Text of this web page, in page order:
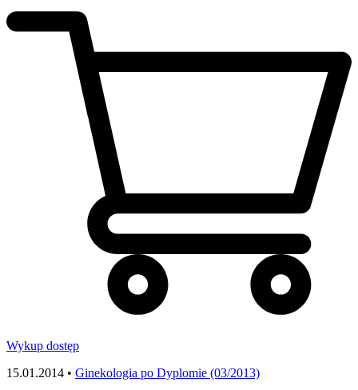
Wykup dostęp
15.01.2014 • Ginekologia po Dyplomie (03/2013)